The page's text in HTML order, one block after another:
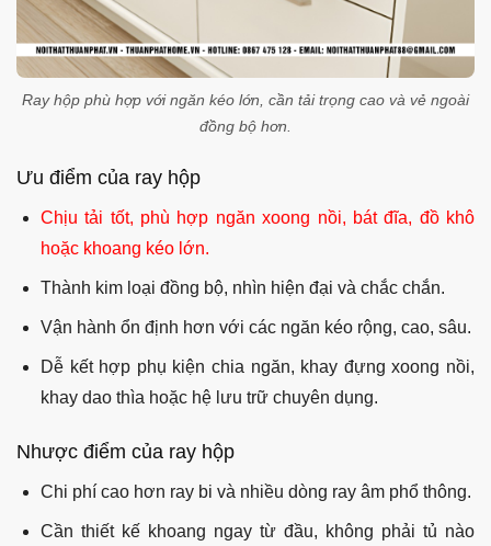
Ray hộp phù hợp với ngăn kéo lớn, cần tải trọng cao và vẻ ngoài
đồng bộ hơn.
Ưu điểm của ray hộp
Chịu tải tốt, phù hợp ngăn xoong nồi, bát đĩa, đồ khô
hoặc khoang kéo lớn.
Thành kim loại đồng bộ, nhìn hiện đại và chắc chắn.
Vận hành ổn định hơn với các ngăn kéo rộng, cao, sâu.
Dễ kết hợp phụ kiện chia ngăn, khay đựng xoong nồi,
khay dao thìa hoặc hệ lưu trữ chuyên dụng.
Nhược điểm của ray hộp
Chi phí cao hơn ray bi và nhiều dòng ray âm phổ thông.
Cần thiết kế khoang ngay từ đầu, không phải tủ nào